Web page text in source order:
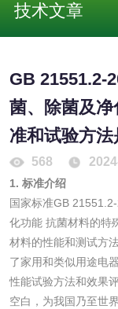
技术文章
GB 21551.2-
菌、除菌及
准和试验方法
568
1. 标准介绍
国家标准GB
化功能 抗菌材料的特
材料的性能和测试方
了家用和类似用途电
性能试验方法和效果
空白，为我国乃至世